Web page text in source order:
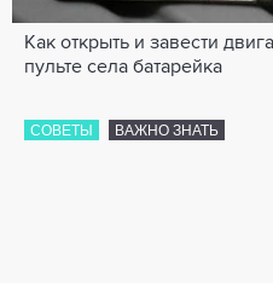
Как открыть и завести
пульте села батарейка
СОВЕТЫ ВАЖНО ЗНАТЬ